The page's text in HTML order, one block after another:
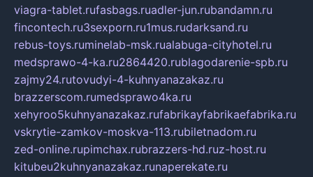
viagra-tablet.rufasbags.ruadler-jun.rubandamn.ru
fincontech.ru3sexporn.ru1mus.rudarksand.ru
rebus-toys.ruminelab-msk.rualabuga-cityhotel.ru
medsprawo-4-ka.ru2864420.rublagodarenie-spb.ru
zajmy24.rutovudyi-4-kuhnyanazakaz.ru
brazzerscom.rumedsprawo4ka.ru
xehyroo5kuhnyanazakaz.rufabrikayfabrikaefabrika.ru
vskrytie-zamkov-moskva-113.rubiletnadom.ru
zed-online.rupimchax.rubrazzers-hd.ruz-host.ru
kitubeu2kuhnyanazakaz.runaperekate.ru